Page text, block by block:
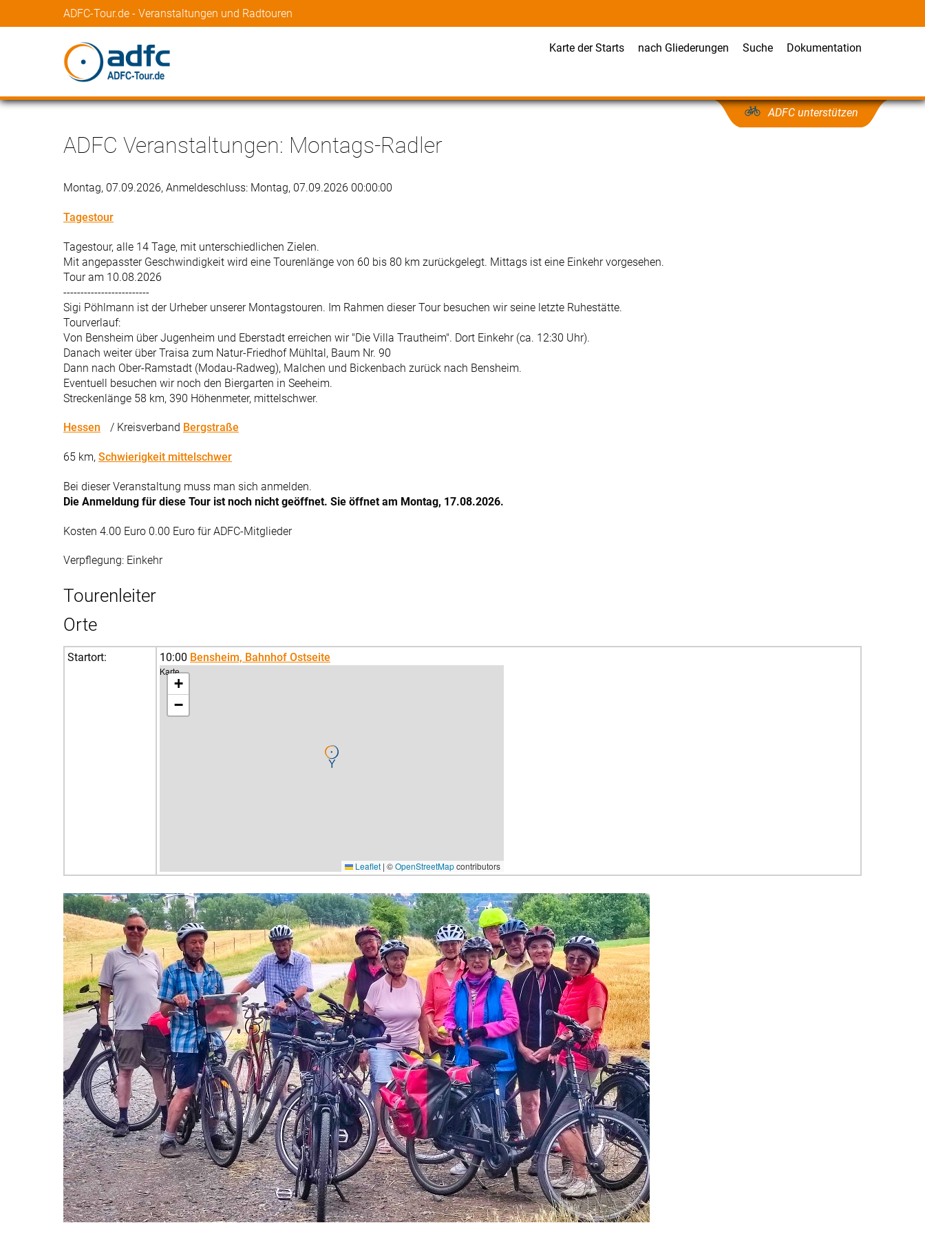
ADFC-Tour.de - Veranstaltungen und Radtouren
Karte der Starts nach Gliederungen Suche Dokumentation
ADFC unterstützen
ADFC Veranstaltungen: Montags-Radler
Montag, 07.09.2026, Anmeldeschluss: Montag, 07.09.2026 00:00:00
Tagestour
Tagestour, alle 14 Tage, mit unterschiedlichen Zielen.
Mit angepasster Geschwindigkeit wird eine Tourenlänge von 60 bis 80 km zurückgelegt. Mittags ist eine Einkehr vorgesehen.
Tour am 10.08.2026
-------------------------
Sigi Pöhlmann ist der Urheber unserer Montagstouren. Im Rahmen dieser Tour besuchen wir seine letzte Ruhestätte.
Tourverlauf:
Von Bensheim über Jugenheim und Eberstadt erreichen wir "Die Villa Trautheim". Dort Einkehr (ca. 12:30 Uhr).
Danach weiter über Traisa zum Natur-Friedhof Mühltal, Baum Nr. 90
Dann nach Ober-Ramstadt (Modau-Radweg), Malchen und Bickenbach zurück nach Bensheim.
Eventuell besuchen wir noch den Biergarten in Seeheim.
Streckenlänge 58 km, 390 Höhenmeter, mittelschwer.
Hessen / Kreisverband Bergstraße
65 km, Schwierigkeit mittelschwer
Bei dieser Veranstaltung muss man sich anmelden.
Die Anmeldung für diese Tour ist noch nicht geöffnet. Sie öffnet am Montag, 17.08.2026.
Kosten 4.00 Euro 0.00 Euro für ADFC-Mitglieder
Verpflegung: Einkehr
Tourenleiter
Orte
Startort: 10:00 Bensheim, Bahnhof Ostseite
Karte
+
−
Leaflet | ©OpenStreetMapcontributors